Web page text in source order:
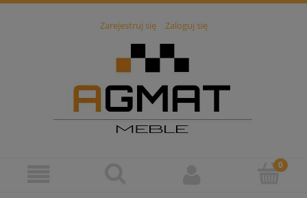
Zarejestruj się Zaloguj się